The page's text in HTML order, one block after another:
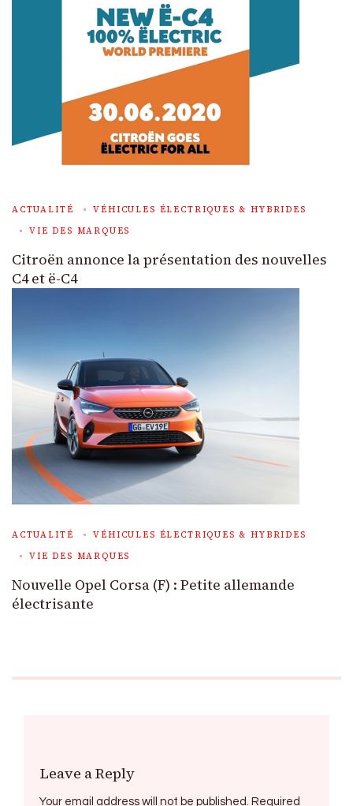
ACTUALITÉ
VÉHICULES ÉLECTRIQUES & HYBRIDES
VIE DES MARQUES
Citroën annonce la présentation des nouvelles
C4 et ë-C4
ACTUALITÉ
VÉHICULES ÉLECTRIQUES & HYBRIDES
VIE DES MARQUES
Nouvelle Opel Corsa (F) : Petite allemande
électrisante
Leave a Reply
Your email address will not be published. Required